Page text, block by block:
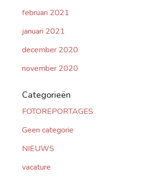
februari 2021
januari 2021
december 2020
november 2020
Categorieën
FOTOREPORTAGES
Geen categorie
NIEUWS
vacature